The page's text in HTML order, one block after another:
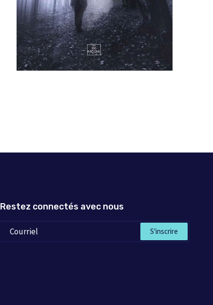
Restez connectés avec nous
S'inscrire